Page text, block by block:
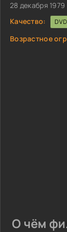
28 декабря 1979
Качество:
Возрастное
О чём